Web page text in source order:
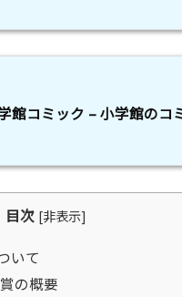
館コミック – 小学館のコ
目次 [非表示]
いて
の概要